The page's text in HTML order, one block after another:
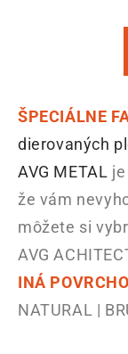
ŠPECIÁLNE
dierovaných
AVG METAL
že vám
môžete si
AVG
INÁ
NATURAL |